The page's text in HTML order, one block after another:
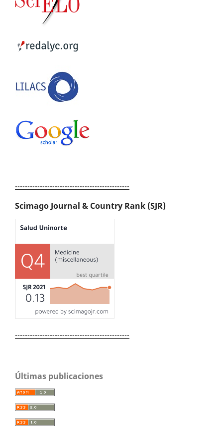
----------------------------------------------
Scimago Journal & Country Rank (SJR)
----------------------------------------------
Últimas publicaciones